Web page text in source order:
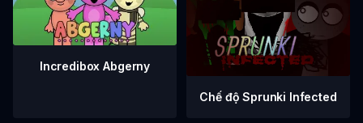
Incredibox Abgerny
Chế độ Sprunki Infected